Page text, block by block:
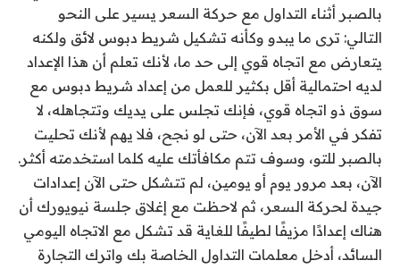
بالصبر أثناء التداول مع حركة السعر يسير على النحو
التالي: ترى ما يبدو وكأنه تشكيل شريط دبوس لائق ولكنه
يتعارض مع اتجاه قوي إلى حد ما، لأنك تعلم أن هذا الإعداد
لديه احتمالية أقل بكثير للعمل من إعداد شريط دبوس مع
سوق ذو اتجاه قوي، فإنك تجلس على يديك وتتجاهله، لا
تفكر في الأمر بعد الآن، حتى لو نجح، فلا يهم لأنك تحليت
بالصبر للتو، وسوف تتم مكافأتك عليه كلما استخدمته أكثر.
الآن، بعد مرور يوم أو يومين، لم تتشكل حتى الآن إعدادات
جيدة لحركة السعر، ثم لاحظت مع إغلاق جلسة نيويورك أن
هناك إعدادًا مزيفًا لطيفًا للغاية قد تشكل مع الاتجاه اليومي
السائد، أدخل معلمات التداول الخاصة بك واترك التجارة